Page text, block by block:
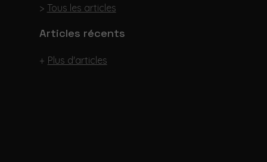
Tous les articles
Articles récents
Plus d'articles